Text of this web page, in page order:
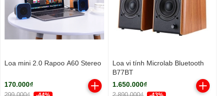
Loa mini 2.0 Rapoo A60 Stereo
170.000₫
Loa vi tính Microlab Bluetooth
B77BT
1.650.000₫